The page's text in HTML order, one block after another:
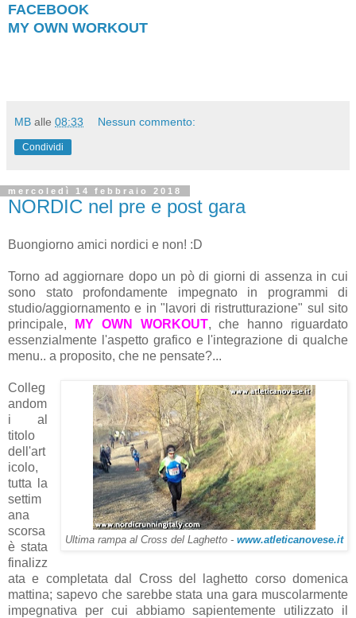
FACEBOOK
MY OWN WORKOUT
MB alle 08:33 Nessun commento:
Condividi
mercoledì 14 febbraio 2018
NORDIC nel pre e post gara
Buongiorno amici nordici e non! :D
Torno ad aggiornare dopo un pò di giorni di assenza in cui
sono stato profondamente impegnato in programmi di
studio/aggiornamento e in "lavori di ristrutturazione" sul sito
principale,
MY OWN WORKOUT, che hanno riguardato
essenzialmente l'aspetto grafico e l'integrazione di qualche
menu.. a proposito, che ne pensate?...
Ultima rampa al Cross del Laghetto - www.atleticanovese.it
Colleg
andom
i al
titolo
dell'art
icolo,
tutta la
settim
ana
scorsa
è stata
finalizz
ata e completata dal Cross del laghetto corso domenica
mattina; sapevo che sarebbe stata una gara muscolarmente
impegnativa per cui abbiamo sapientemente utilizzato il